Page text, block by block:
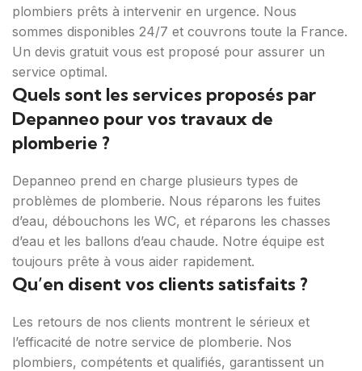
plombiers prêts à intervenir en urgence. Nous
sommes disponibles 24/7 et couvrons toute la France.
Un devis gratuit vous est proposé pour assurer un
service optimal.
Quels sont les services proposés par
Depanneo pour vos travaux de
plomberie ?
Depanneo prend en charge plusieurs types de
problèmes de plomberie. Nous réparons les fuites
d’eau, débouchons les WC, et réparons les chasses
d’eau et les ballons d’eau chaude. Notre équipe est
toujours prête à vous aider rapidement.
Qu’en disent vos clients satisfaits ?
Les retours de nos clients montrent le sérieux et
l’efficacité de notre service de plomberie. Nos
plombiers, compétents et qualifiés, garantissent un